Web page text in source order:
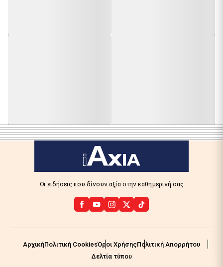
Οι ειδήσεις που δίνουν αξία στην καθημερινή σας
ΑρχικήΠολιτική CookiesΌροι ΧρήσηςΠολιτική Απορρήτου
Δελτία τύπου